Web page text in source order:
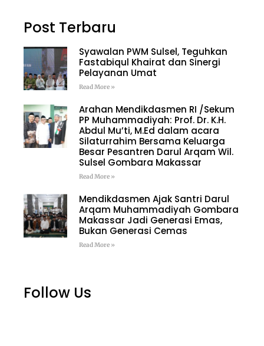
Post Terbaru
Syawalan PWM Sulsel, Teguhkan
Fastabiqul Khairat dan Sinergi
Pelayanan Umat
Read More »
Arahan Mendikdasmen RI /Sekum
PP Muhammadiyah: Prof. Dr. K.H.
Abdul Mu’ti, M.Ed dalam acara
Silaturrahim Bersama Keluarga
Besar Pesantren Darul Arqam Wil.
Sulsel Gombara Makassar
Read More »
Mendikdasmen Ajak Santri Darul
Arqam Muhammadiyah Gombara
Makassar Jadi Generasi Emas,
Bukan Generasi Cemas
Read More »
Follow Us